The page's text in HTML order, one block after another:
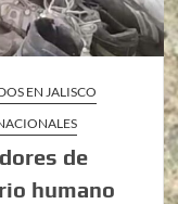
EN JALISCO
de
humano